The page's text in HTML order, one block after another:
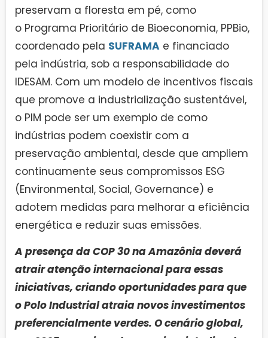
preservam a floresta em pé, como
o Programa Prioritário de Bioeconomia, PPBio,
coordenado pela SUFRAMA e financiado
pela indústria, sob a responsabilidade do
IDESAM. Com um modelo de incentivos fiscais
que promove a industrialização sustentável,
o PIM pode ser um exemplo de como
indústrias podem coexistir com a
preservação ambiental, desde que ampliem
continuamente seus compromissos ESG
(Environmental, Social, Governance) e
adotem medidas para melhorar a eficiência
energética e reduzir suas emissões.
A presença da COP 30 na Amazônia deverá
atrair atenção internacional para essas
iniciativas, criando oportunidades para que
o Polo Industrial atraia novos investimentos
preferencialmente verdes. O cenário global,